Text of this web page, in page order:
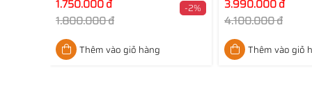
1.750.000 đ
1.800.000 đ
-2%
Thêm vào giỏ hàng
3.990.000 đ
4.100.000 đ
Thêm vào giỏ